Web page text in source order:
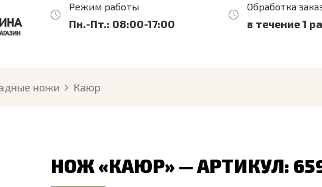
Режим работы
Пн.-Пт.: 08:00-17:00
Обработка
в течение 1
ножи Каюр
НОЖ «КАЮР» — АРТИКУЛ: